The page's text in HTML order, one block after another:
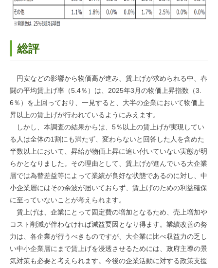
総評
円安などの影響から物価高が進み、賃上げが求められる中、春
闘の平均賃上げ率（5.4％）は、2025年3月の物価上昇指数（3.
6％）を上回っており、一見すると、大半の企業において物価上
昇以上の賃上げが行われているようにみえます。
しかし、本調査の結果からは、5％以上の賃上げが実現してい
る人は全体の1割にも満たず、変わらないと回答した人を含めた
半数以上において、昇給が物価上昇に追い付いていない実態が明
らかとなりました。その理由として、賃上げが進んでいる大企業
層では為替差益等によって業績が良好な状態であるのに対し、中
小企業層にはその余波が届いておらず、賃上げのための利益確保
に至っていないことが考えられます。
賃上げは、企業にとって固定費の増加となるため、売上増加や
コスト削減が伴わなければ減益要因となり得ます。業績改善の努
力は、各企業が行うべきものですが、大企業に比べ収益力の乏し
い中小企業層にまで賃上げを浸透させるためには、政府主導の景
気対策も必要と考えられます。今後の企業活動に対する政策支援